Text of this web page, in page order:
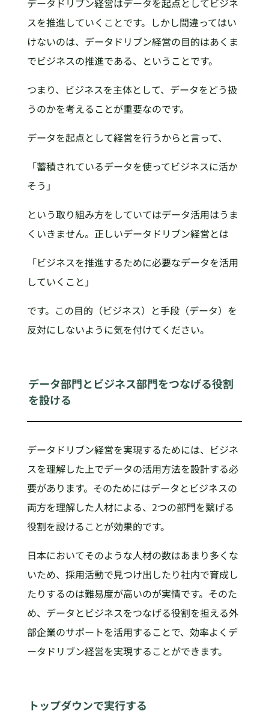
データドリブン経営はデータを起点としてビジネ
スを推進していくことです。しかし間違ってはい
けないのは、データドリブン経営の目的はあくま
でビジネスの推進である、ということです。
つまり、ビジネスを主体として、データをどう扱
うのかを考えることが重要なのです。
データを起点として経営を行うからと言って、
「蓄積されているデータを使ってビジネスに活か
そう」
という取り組み方をしていてはデータ活用はうま
くいきません。正しいデータドリブン経営とは
「ビジネスを推進するために必要なデータを活用
していくこと」
です。この目的（ビジネス）と手段（データ）を
反対にしないように気を付けてください。
データ部門とビジネス部門をつなげる役割
を設ける
データドリブン経営を実現するためには、ビジネ
スを理解した上でデータの活用方法を設計する必
要があります。そのためにはデータとビジネスの
両方を理解した人材による、2つの部門を繋げる
役割を設けることが効果的です。
日本においてそのような人材の数はあまり多くな
いため、採用活動で見つけ出したり社内で育成し
たりするのは難易度が高いのが実情です。そのた
め、データとビジネスをつなげる役割を担える外
部企業のサポートを活用することで、効率よくデ
ータドリブン経営を実現することができます。
トップダウンで実行する